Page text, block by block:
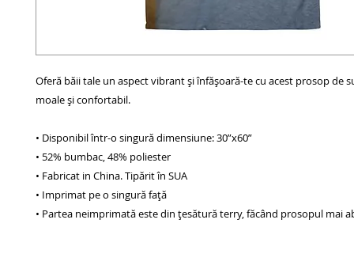
Oferă băii tale un aspect vibrant și înfășoară-te cu acest prosop de
moale și confortabil.
• Disponibil într-o singură dimensiune: 30”x60”
• 52% bumbac, 48% poliester
• Fabricat in China. Tipărit în SUA
• Imprimat pe o singură faţă
• Partea neimprimată este din țesătură terry, făcând prosopul mai